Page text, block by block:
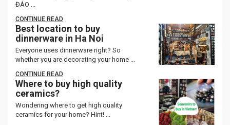
ĐÁO ...
CONTINUE READ
Best location to buy
dinnerware in Ha Noi
Everyone uses dinnerware right? So
whether you are decorating your home ...
CONTINUE READ
Where to buy high quality
ceramics?
Wondering where to get high quality
ceramics for your home? Hint! ...